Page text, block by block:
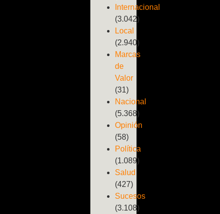
Internacional
(3.042)
Local
(2.940)
Marcas
de
Valor
(31)
Nacional
(5.368)
Opinión
(58)
Política
(1.089)
Salud
(427)
Sucesos
(3.108)